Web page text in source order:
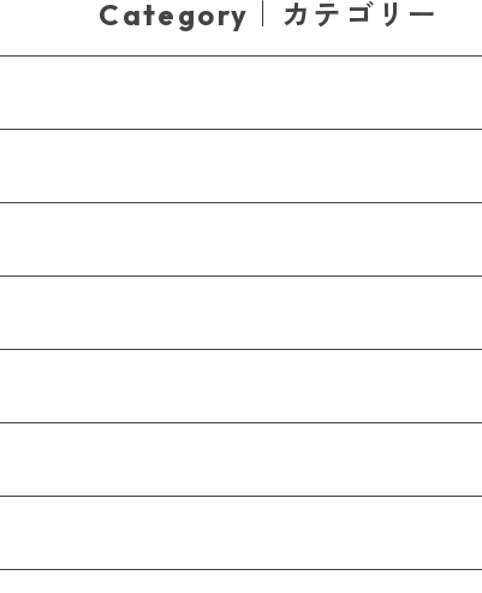
Category｜カテゴリー